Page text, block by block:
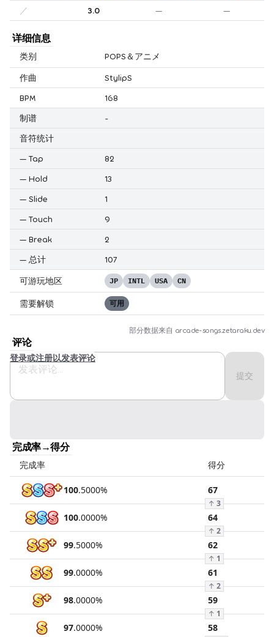
／ 3.0 — —
详细信息
类别 POPS＆アニメ
作曲
StylipS
BPM
168
制谱
-
音符统计
— Tap
82
— Hold
13
— Slide
1
— Touch
9
— Break
2
— 总计 107
可游玩地区 JP INTL USA CN
需要解锁 可用
部分数据来自 arcade-songs.zetaraku.dev
评论
提交
登录或注册以发表评论
完成率→得分
完成率 得分
100.5000% 67
↑ 3
100.0000% 64
↑ 2
99.5000% 62
↑ 1
99.0000% 61
↑ 2
98.0000% 59
↑ 1
97.0000% 58